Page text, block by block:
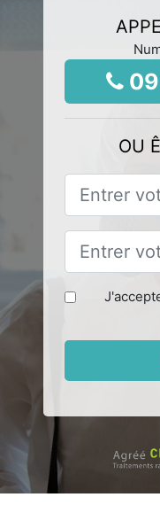
09
OU